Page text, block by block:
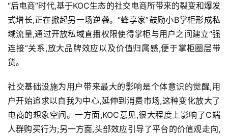
“后电商”时代,基于KOC生态的社交电商所带来的裂变和爆发
式增长,正在掀起另一场逆袭。“蜂享家”鼓励小B掌柜形成私
域流量,通过开放私域直播权限使得掌柜与用户之间建立“强
连接”关系,放大品牌效应以及价值归属感,便于掌柜圈层带
货。
社交基础设施为用户带来最大的影响是个体意识的觉醒,用
户开始追求以自我为中心,延伸到消费市场,这种变化放大了
电商的想象空间。一方面,KOC意见,很大程度上影响了C端
人群购买行为;另一方面,头部效应引导了平台的价值观走向,